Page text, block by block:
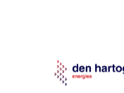
Den Hartog • Alle